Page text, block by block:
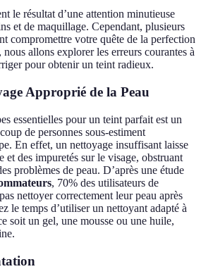
le résultat d’une attention minutieuse
et de maquillage. Cependant, plusieurs
compromettre votre quête de la perfection
allons explorer les erreurs courantes à
pour obtenir un teint radieux.
Approprié de la Peau
essentielles pour un teint parfait est un
de personnes sous-estiment
En effet, un nettoyage insuffisant laisse
et des impuretés sur le visage, obstruant
problèmes de peau. D’après une étude
, 70% des utilisateurs de
nettoyer correctement leur peau après
le temps d’utiliser un nettoyant adapté à
soit un gel, une mousse ou une huile,